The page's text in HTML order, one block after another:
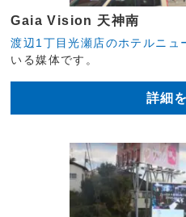
Gaia Vision 天神南
渡辺1丁目光瀬店のホテルニュ
いる媒体です。
詳細